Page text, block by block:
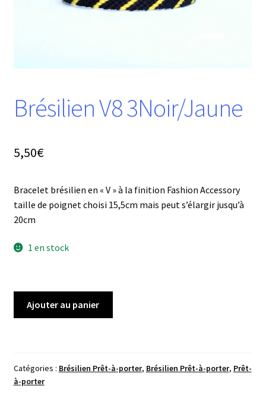
Brésilien V8 3Noir/Jaune
5,50€
Bracelet brésilien en « V » à la finition Fashion Accessory
taille de poignet choisi 15,5cm mais peut s’élargir jusqu’à
20cm
1 en stock
Ajouter au panier
Catégories : Brésilien Prêt-à-porter, Brésilien Prêt-à-porter, Prêt-
à-porter